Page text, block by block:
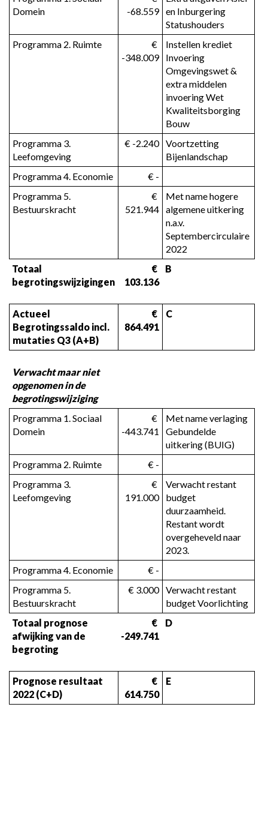
Domein
-68.559 en Inburgering
Statushouders
Programma 2. Ruimte
-348.009
Instellen krediet
Invoering
Omgevingswet &
extra middelen
invoering Wet
Kwaliteitsborging
Bouw
Programma 3.
Leefomgeving
€ -2.240 Voortzetting
Bijenlandschap
Programma 4. Economie
€ -
Programma 5.
Bestuurskracht
521.944
Met name hogere
algemene uitkering
n.a.v.
Septembercirculaire
2022
Totaal
begrotingswijzigingen
103.136
B
Actueel
Begrotingssaldo incl.
mutaties Q3 (A+B)
864.491
C
Verwacht maar niet
opgenomen in de
begrotingswijziging
Programma 1. Sociaal
Domein
-443.741
Met name verlaging
Gebundelde
uitkering (BUIG)
Programma 2. Ruimte
€ -
Programma 3.
Leefomgeving
191.000
Verwacht restant
budget
duurzaamheid.
Restant wordt
overgeheveld naar
2023.
Programma 4. Economie
€ -
Programma 5.
Bestuurskracht
€ 3.000 Verwacht restant
budget Voorlichting
Totaal prognose
afwijking van de
begroting
-249.741
D
Prognose resultaat
2022 (C+D)
614.750
E